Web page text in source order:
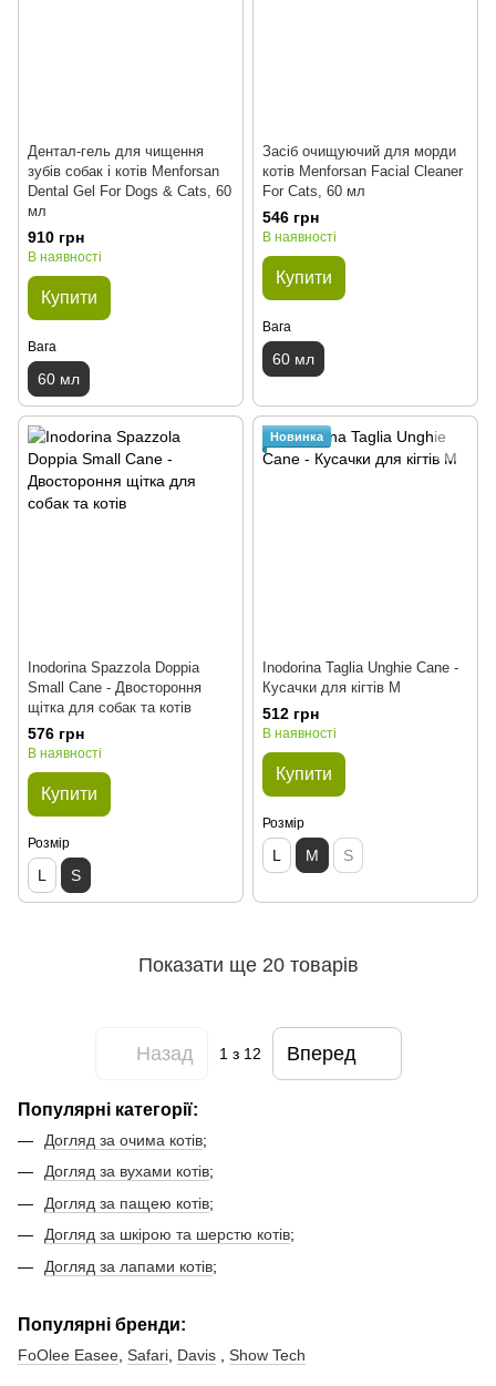
Популярні категорії:
Догляд за очима котів;
Догляд за вухами котів;
Догляд за пащею котів;
Догляд за шкірою та шерстю котів;
Догляд за лапами котів;
Популярні бренди:
FoOlee Easee, Safari, Davis , Show Tech
Дентал-гель для чищення
зубів собак і котів Menforsan
Dental Gel For Dogs & Cats, 60
мл
910 грн
В наявності
Купити
Вага
60 мл
Засіб очищуючий для морди
котів Menforsan Facial Cleaner
For Cats, 60 мл
546 грн
В наявності
Купити
Вага
60 мл
Inodorina Spazzola Doppia
Small Cane - Двостороння
щітка для собак та котів
576 грн
В наявності
Купити
Розмір
L S
Новинка
Inodorina Taglia Unghie Cane -
Кусачки для кігтів M
512 грн
В наявності
Купити
Розмір
L M S
Показати ще 20 товарів
Назад 1 з 12 Вперед